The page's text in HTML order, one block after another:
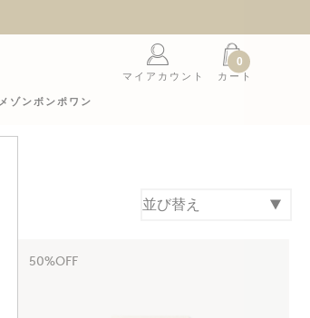
マイアカウント
0
カート
メゾンボンポワン
50%OFF